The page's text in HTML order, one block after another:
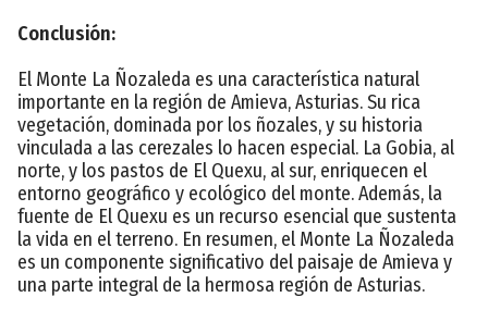
Conclusión:
El Monte La Ñozaleda es una característica natural
importante en la región de Amieva, Asturias. Su rica
vegetación, dominada por los ñozales, y su historia
vinculada a las cerezales lo hacen especial. La Gobia, al
norte, y los pastos de El Quexu, al sur, enriquecen el
entorno geográfico y ecológico del monte. Además, la
fuente de El Quexu es un recurso esencial que sustenta
la vida en el terreno. En resumen, el Monte La Ñozaleda
es un componente significativo del paisaje de Amieva y
una parte integral de la hermosa región de Asturias.